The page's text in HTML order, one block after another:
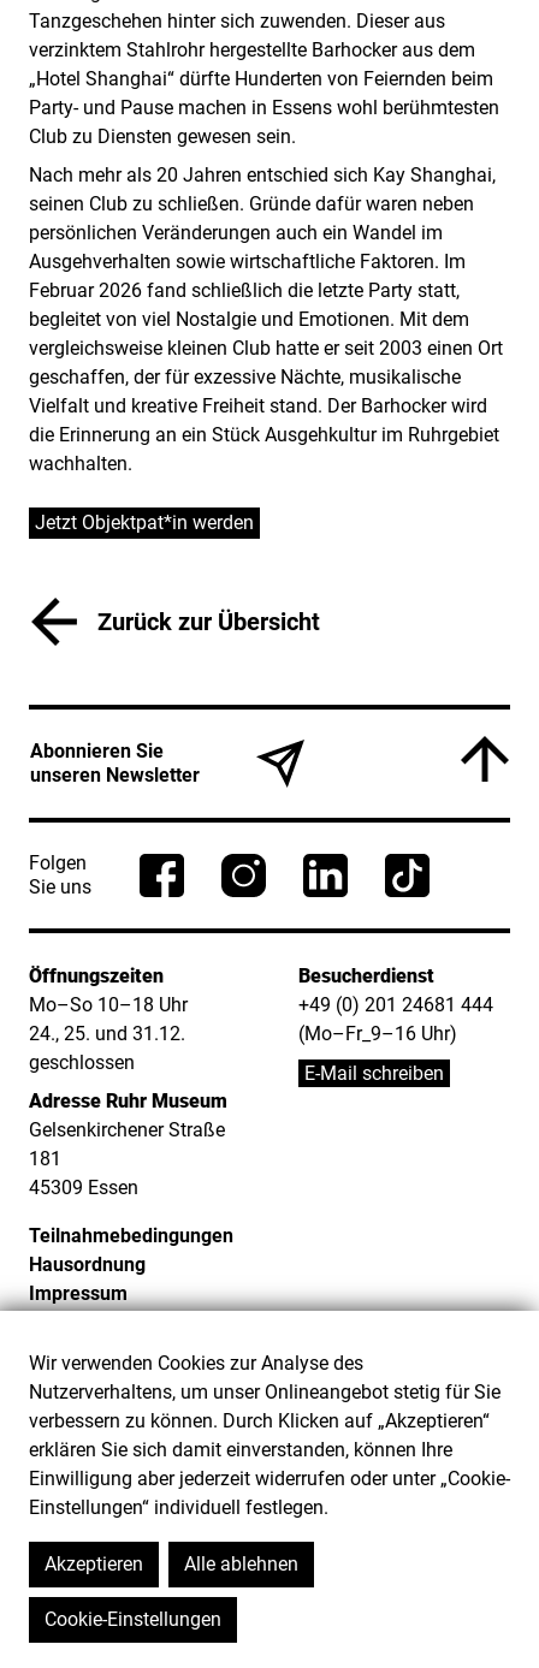
Wir verwenden Cookies zur Analyse des
Nutzerverhaltens, um unser Onlineangebot stetig für Sie
verbessern zu können. Durch Klicken auf „Akzeptieren“
erklären Sie sich damit einverstanden, können Ihre
Einwilligung aber jederzeit widerrufen oder unter „Cookie-
Einstellungen“ individuell festlegen.
Akzeptieren Alle ablehnen
Cookie-Einstellungen
Zurück zur Übersicht
Tanzgeschehen hinter sich zuwenden. Dieser aus
verzinktem Stahlrohr hergestellte Barhocker aus dem
„Hotel Shanghai“ dürfte Hunderten von Feiernden beim
Party- und Pause machen in Essens wohl berühmtesten
Club zu Diensten gewesen sein.
Nach mehr als 20 Jahren entschied sich Kay Shanghai,
seinen Club zu schließen. Gründe dafür waren neben
persönlichen Veränderungen auch ein Wandel im
Ausgehverhalten sowie wirtschaftliche Faktoren. Im
Februar 2026 fand schließlich die letzte Party statt,
begleitet von viel Nostalgie und Emotionen. Mit dem
vergleichsweise kleinen Club hatte er seit 2003 einen Ort
geschaffen, der für exzessive Nächte, musikalische
Vielfalt und kreative Freiheit stand. Der Barhocker wird
die Erinnerung an ein Stück Ausgehkultur im Ruhrgebiet
wachhalten.
Jetzt Objektpat*in werden
Abonnieren Sie
unseren Newsletter
Folgen
Sie uns
Öffnungszeiten
Mo–So 10–18 Uhr
24., 25. und 31.12.
geschlossen
Adresse Ruhr Museum
Gelsenkirchener Straße
181
45309 Essen
Besucherdienst
+49 (0) 201 24681 444
(Mo–Fr_9–16 Uhr)
E-Mail schreiben
Teilnahmebedingungen
Hausordnung
Impressum
Cookie-Einstellungen
Barrierefreiheit
Barriere melden